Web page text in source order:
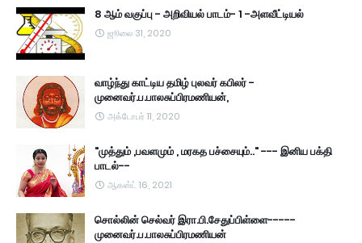
8 ஆம் வகுப்பு - அறிவியல் பாடம்- 1 -அளவீட்டியல்
ஜூலை 31, 2020
வாழ்ந்து காட்டிய தமிழ் புலவர் கபிலர் -
முனைவர்.ப.பாலசுப்பிரமணியன்,
அக்டோபர் 11, 2020
"முத்தும் ,பவளமும் , மரகத பச்சையும்.." --- இனிய பக்தி
பாடல்--
ஆகஸ்ட் 16, 2021
சொல்லின் செல்வர் இரா.பி.சேதுப்பிள்ளை-----
முனைவர்.ப.பாலசுப்பிரமணியன்